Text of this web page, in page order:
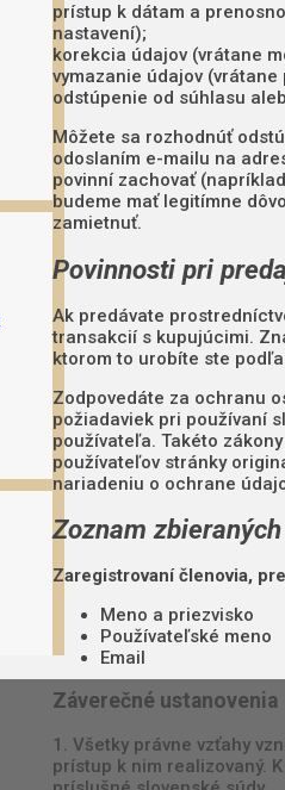
prístup k dátam a
nastavení);
korekcia údajov (vrátane
vymazanie údajov
odstúpenie od súhlasu
Môžete sa rozhodnúť
odoslaním e-mailu na
povinní zachovať
budeme mať legitímne
zamietnuť.
Povinnosti pri
Ak predávate
transakcií s kupujúcimi.
ktorom to urobíte ste
Zodpovedáte za ochranu
požiadaviek pri používaní
používateľa. Takéto
používateľov stránky
nariadeniu o ochrane
Zoznam
Zaregistrovaní členovia,
Meno a priezvisko
Používateľské meno
Email
Záverečné ustanovenia
1. Všetky právne vzťahy
prístup k nim realizovaný.